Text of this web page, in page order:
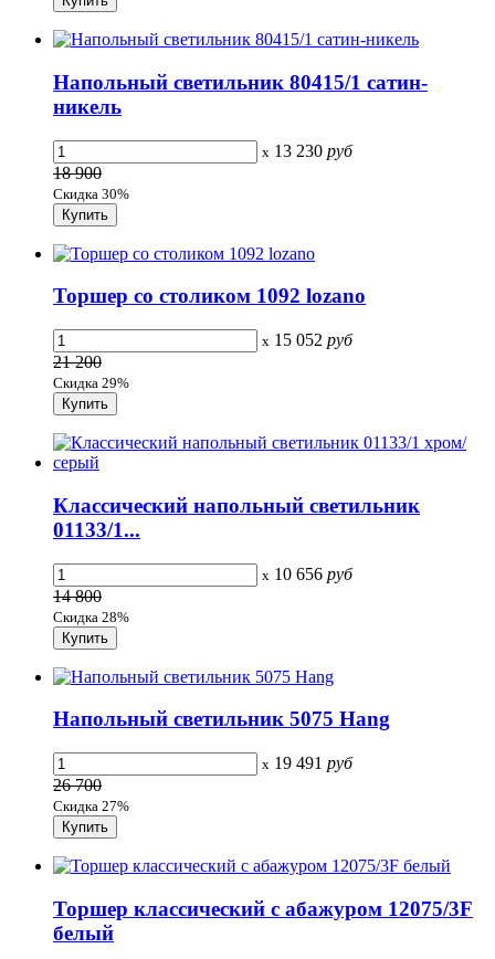
Напольный светильник 80415/1 сатин-
никель
x 13 230 руб
18 900
Скидка 30%
Торшер со столиком 1092 lozano
x 15 052 руб
21 200
Скидка 29%
Классический напольный светильник
01133/1...
x 10 656 руб
14 800
Скидка 28%
Напольный светильник 5075 Hang
x 19 491 руб
26 700
Скидка 27%
Торшер классический с абажуром 12075/3F
белый